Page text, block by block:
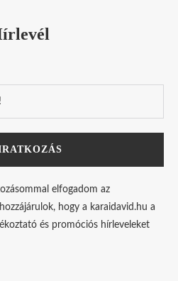
elfogadom az
hogy a karaidavid.hu a
és promóciós hírleveleket